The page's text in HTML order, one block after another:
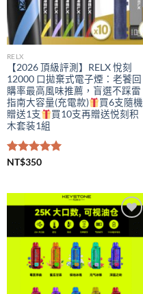
RELX
【2026 頂級評測】RELX 悅刻
12000 口拋棄式電子煙：老饕回
購率最高風味推薦，盲選不踩雷
指南大容量(充電款)
買6支隨機
贈送1支
買10支再贈送悦刻积
木套装1組
評分5.00
NT$350
Add to
wishlist